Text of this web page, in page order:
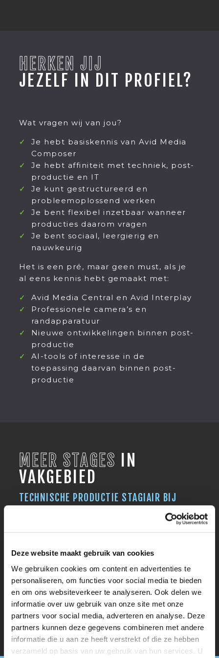
Deze website maakt gebruik van cookies
We gebruiken cookies om content en advertenties te
personaliseren, om functies voor social media te bieden
en om ons websiteverkeer te analyseren. Ook delen we
informatie over uw gebruik van onze site met onze
partners voor social media, adverteren en analyse. Deze
partners kunnen deze gegevens combineren met andere
informatie die u aan ze heeft verstrekt of die ze hebben
verzameld op basis van uw gebruik van hun services. U
HERKEN JIJ
JEZELF IN DIT PROFIEL?
Wat vragen wij van jou?
Je hebt basiskennis van Avid Media
Composer
Je hebt affiniteit met techniek, post-
productie en IT
Je kunt gestructureerd en
probleemoplossend werken
Je bent flexibel inzetbaar wanneer
producties daarom vragen
Je bent sociaal, leergierig en
nauwkeurig
Het is een pré, maar geen must, als je
al eens kennis hebt gemaakt met:
Avid Media Central en Avid Interplay
Professionele camera’s en
randapparatuur
Nieuwe ontwikkelingen binnen post-
productie
AI-tools of interesse in de
toepassing daarvan binnen post-
productie
MEER STAGES IN
VAKGEBIED
TECHNISCHE PRODUCTIE STAGIAIR BIJ
AUDIO VISUEEL
STAGIAIR CAMERA EN LICHT BIJ SERIE
WELKOM THUIS
AUDIO VISUEEL